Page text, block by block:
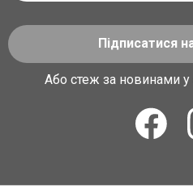
Підписатися
Або стеж за новинами